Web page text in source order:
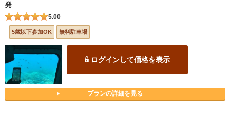
発
5.00
5歳以下参加OK 無料駐車場
ログインして価格を表示
プランの詳細を見る